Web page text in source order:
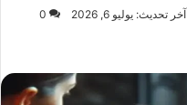
آخر تحديث: يوليو 6, 2026 0